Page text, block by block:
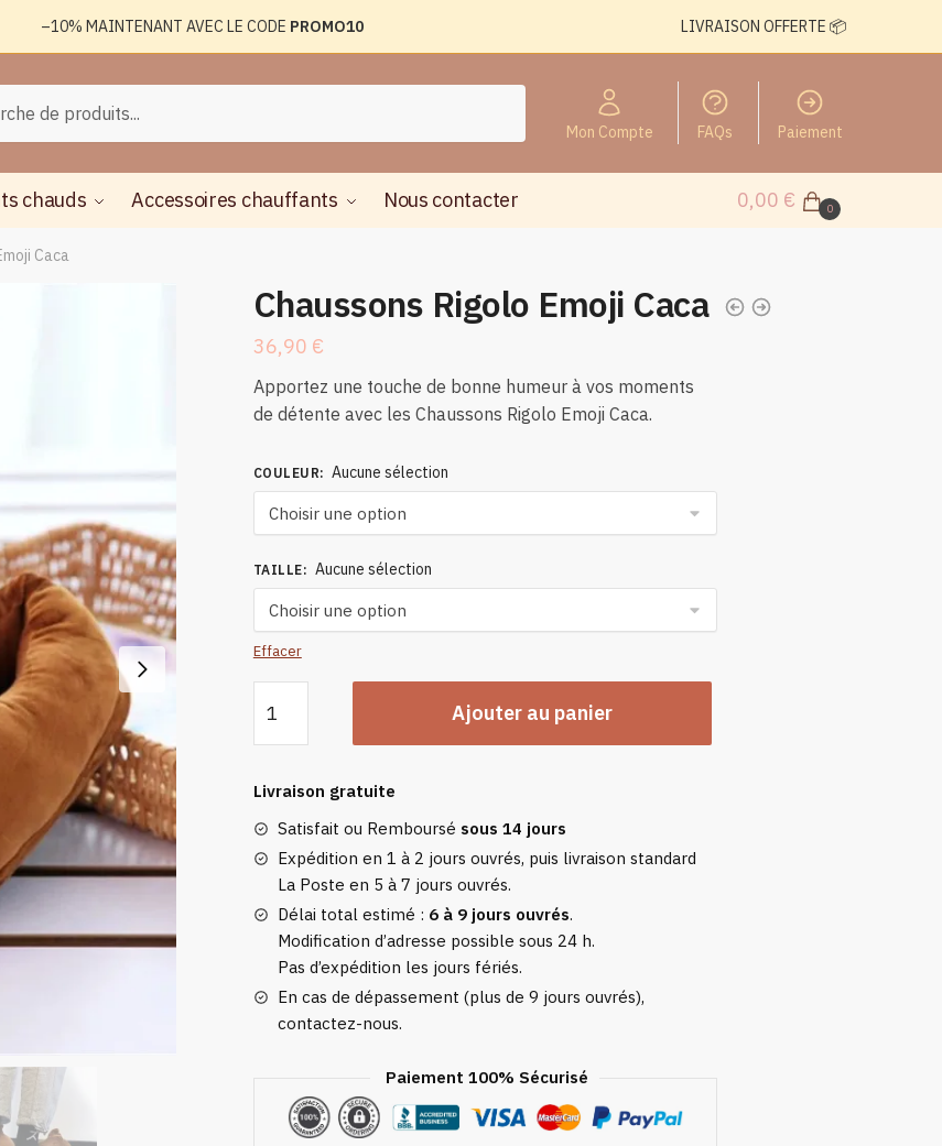
–10% MAINTENANT AVEC LE CODE PROMO10 LIVRAISON OFFERTE 📦
Mon Compte FAQs Paiement
chauds Accessoires chauffants Nous contacter 0,00 € 0
Caca
Chaussons Rigolo Emoji Caca
36,90 €
Apportez une touche de bonne humeur à vos moments
de détente avec les Chaussons Rigolo Emoji Caca.
COULEUR: Aucune sélection
TAILLE: Aucune sélection
Effacer
de
Chaussons
Emoji
Caca
Ajouter au panier
Livraison gratuite
Satisfait ou Remboursé sous 14 jours
Expédition en 1 à 2 jours ouvrés, puis livraison standard
La Poste en 5 à 7 jours ouvrés.
Délai total estimé : 6 à 9 jours ouvrés.
Modification d’adresse possible sous 24 h.
Pas d’expédition les jours fériés.
En cas de dépassement (plus de 9 jours ouvrés),
contactez-nous.
Paiement 100% Sécurisé